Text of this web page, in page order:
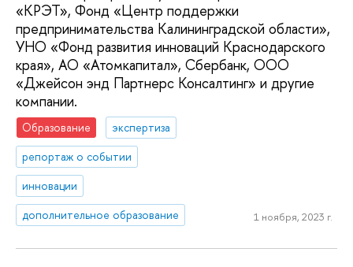
«КРЭТ», Фонд «Центр поддержки
предпринимательства Калининградской области»,
УНО «Фонд развития инноваций Краснодарского
края», АО «Атомкапитал», Сбербанк, ООО
«Джейсон энд Партнерс Консалтинг» и другие
компании.
Образование
экспертиза
репортаж о событии
инновации
дополнительное образование
1 ноября, 2023 г.